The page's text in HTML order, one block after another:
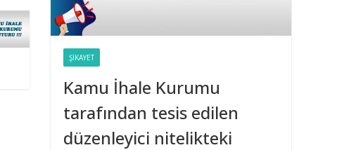
Belediye Şirketleri Bağış
Taşıt Kiralama
İhalesinde Damga
Vergisi Oranının Hatalı
ŞIKAYET
Kamu İhale Kurumu
tarafından tesis edilen
düzenleyici nitelikteki